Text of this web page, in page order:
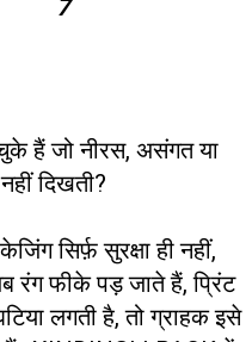
हैं जो नीरस, असंगत या
दिखती?
सिर्फ़ सुरक्षा ही नहीं,
रंग फीके पड़ जाते हैं, प्रिंट
लगती है, तो ग्राहक इसे